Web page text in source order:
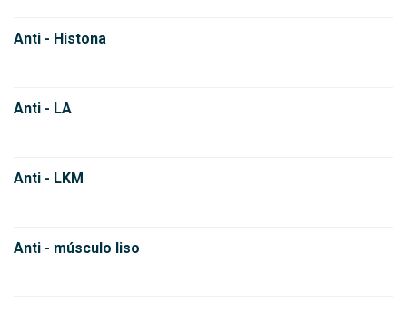
Anti - Histona
Anti - LA
Anti - LKM
Anti - músculo liso